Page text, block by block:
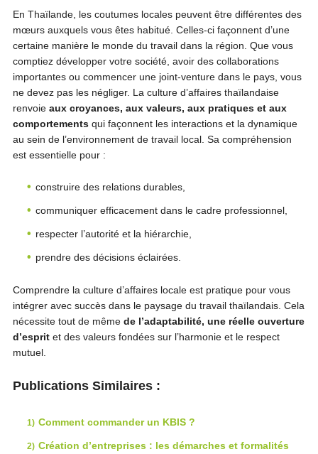
En Thaïlande, les coutumes locales peuvent être différentes des
mœurs auxquels vous êtes habitué. Celles-ci façonnent d’une
certaine manière le monde du travail dans la région. Que vous
comptiez développer votre société, avoir des collaborations
importantes ou commencer une joint-venture dans le pays, vous
ne devez pas les négliger. La culture d’affaires thaïlandaise
renvoie aux croyances, aux valeurs, aux pratiques et aux
comportementsqui façonnent les interactions et la dynamique
au sein de l’environnement de travail local. Sa compréhension
est essentielle pour :
construire des relations durables,
communiquer efficacement dans le cadre professionnel,
respecter l’autorité et la hiérarchie,
prendre des décisions éclairées.
Comprendre la culture d’affaires locale est pratique pour vous
intégrer avec succès dans le paysage du travail thaïlandais. Cela
nécessite tout de même de l’adaptabilité, une réelle ouverture
d’espritet des valeurs fondées sur l’harmonie et le respect
mutuel.
Publications Similaires :
Comment commander un KBIS ?
Création d’entreprises : les démarches et formalités